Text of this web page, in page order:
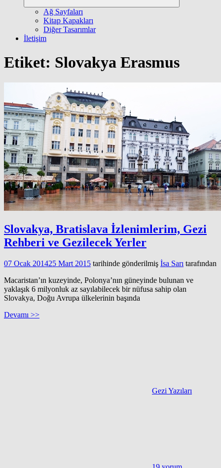
Ağ Sayfaları
Kitap Kapakları
Diğer Tasarımlar
İletişim
Etiket: Slovakya Erasmus
Slovakya, Bratislava İzlenimlerim, Gezi
Rehberi ve Gezilecek Yerler
07 Ocak 201425 Mart 2015 tarihinde gönderilmiş İsa Sarı tarafından
Macaristan’ın kuzeyinde, Polonya’nın güneyinde bulunan ve
yaklaşık 6 milyonluk az sayılabilecek bir nüfusa sahip olan
Slovakya, Doğu Avrupa ülkelerinin başında
Devamı >>
Gezi Yazıları